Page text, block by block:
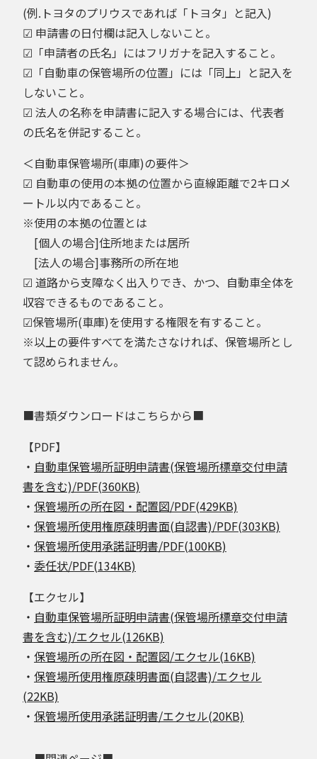
(例.トヨタのプリウスであれば「トヨタ」と記入)
☑ 申請書の日付欄は記入しないこと。
☑「申請者の氏名」にはフリガナを記入すること。
☑「自動車の保管場所の位置」には「同上」と記入を
しないこと。
☑ 法人の名称を申請書に記入する場合には、代表者
の氏名を併記すること。
＜自動車保管場所(車庫)の要件＞
☑ 自動車の使用の本拠の位置から直線距離で2キロメ
ートル以内であること。
※使用の本拠の位置とは
[個人の場合]住所地または居所
[法人の場合]事務所の所在地
☑ 道路から支障なく出入りでき、かつ、自動車全体を
収容できるものであること。
☑保管場所(車庫)を使用する権限を有すること。
※以上の要件すべてを満たさなければ、保管場所とし
て認められません。
■書類ダウンロードはこちらから■
【PDF】
・ 自動車保管場所証明申請書(保管場所標章交付申請
書を含む)/PDF(360KB)
・ 保管場所の所在図・配置図/PDF(429KB)
・ 保管場所使用権原疎明書面(自認書)/PDF(303KB)
・ 保管場所使用承諾証明書/PDF(100KB)
・ 委任状/PDF(134KB)
【エクセル】
・ 自動車保管場所証明申請書(保管場所標章交付申請
書を含む)/エクセル(126KB)
・ 保管場所の所在図・配置図/エクセル(16KB)
・ 保管場所使用権原疎明書面(自認書)/エクセル
(22KB)
・ 保管場所使用承諾証明書/エクセル(20KB)